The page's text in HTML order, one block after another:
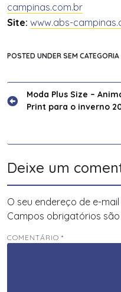
campinas.com.br
Site: www.abs-
POSTED UNDER SEM CATEGORIA
Navegação
Moda Plus Size –
Print para o inverno
Deixe um
O seu endereço de e-
Campos obrigatórios
COMENTÁRIO *